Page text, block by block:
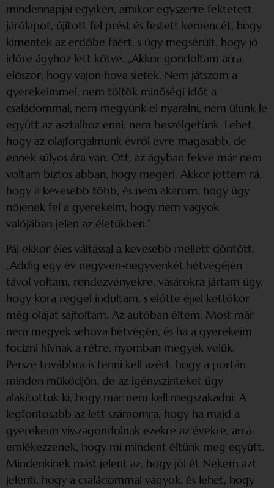
mindennapjai egyikén, amikor egyszerre fektetett
járólapot, újított fel prést és festett kemencét, hogy
kimentek az erdőbe fáért, s úgy megsérült, hogy jó
időre ágyhoz lett kötve. „Akkor gondoltam arra
először, hogy vajon hova sietek. Nem játszom a
gyerekeimmel, nem töltök minőségi időt a
családommal, nem megyünk el nyaralni, nem ülünk le
együtt az asztalhoz enni, nem beszélgetünk. Lehet,
hogy az olajforgalmunk évről évre magasabb, de
ennek súlyos ára van. Ott, az ágyban fekve már nem
voltam biztos abban, hogy megéri. Akkor jöttem rá,
hogy a kevesebb több, és nem akarom, hogy úgy
nőjenek fel a gyerekeim, hogy nem vagyok
valójában jelen az életükben.”
Pál ekkor éles váltással a kevesebb mellett döntött.
„Addig egy év negyven-negyvenkét hétvégéjén
távol voltam, rendezvényekre, vásárokra jártam úgy,
hogy kora reggel indultam, s előtte éjjel kettőkor
még olajat sajtoltam. Az autóban éltem. Most már
nem megyek sehova hét­végén, és ha a gyerekeim
focizni hívnak a rétre, nyomban megyek velük.
Persze továbbra is tenni kell azért, hogy a portán
minden működjön, de az igényszinteket úgy
alakítottuk ki, hogy már nem kell megszakadni. A
legfontosabb az lett számomra, hogy ha majd a
gyerekeim visszagondolnak ezekre az évekre, arra
emlékezzenek, hogy mi mindent éltünk meg együtt.
Mindenkinek mást jelent az, hogy jól él. Nekem azt
jelenti, hogy a családommal vagyok, és lehet, hogy